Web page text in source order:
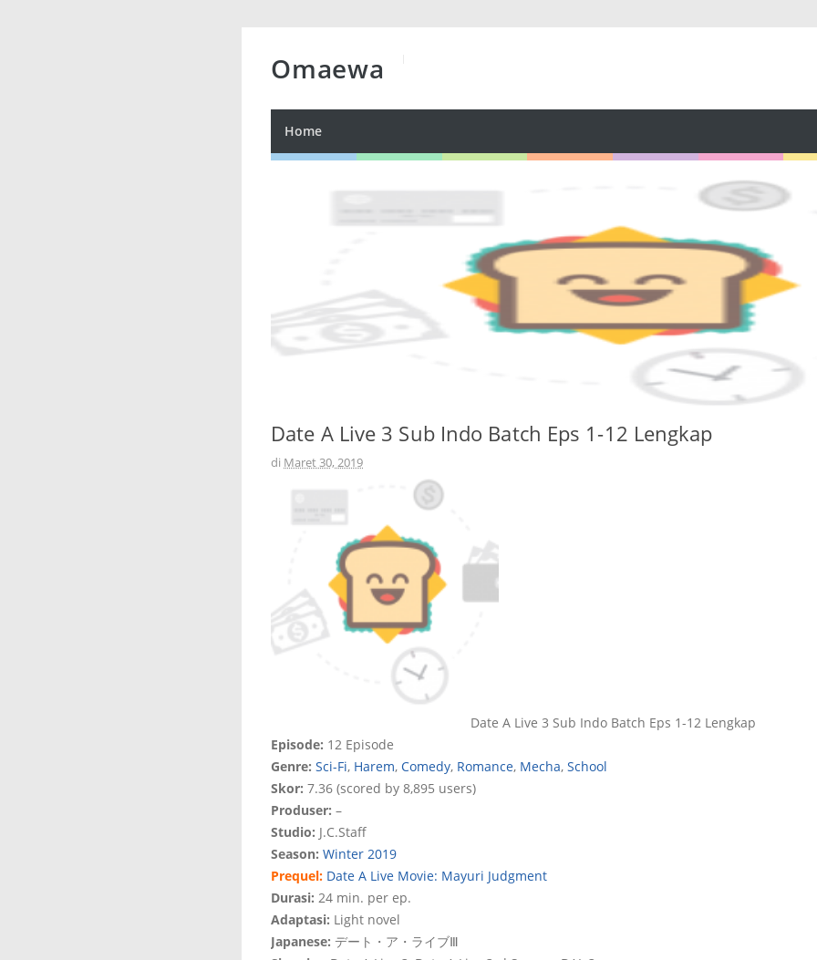
Omaewa
Home
Date A Live 3 Sub Indo Batch Eps 1-12 Lengkap
di Maret 30, 2019
Date A Live 3 Sub Indo Batch Eps 1-12 Lengkap
Episode: 12 Episode
Genre: Sci-Fi, Harem, Comedy, Romance, Mecha, School
Skor: 7.36 (scored by 8,895 users)
Produser: –
Studio: J.C.Staff
Season: Winter 2019
Prequel: Date A Live Movie: Mayuri Judgment
Durasi: 24 min. per ep.
Adaptasi: Light novel
Japanese: デート・ア・ライブⅢ